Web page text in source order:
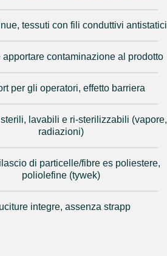
tessuti con fili conduttivi antistatici
apportare contaminazione al prodotto
per gli operatori, effetto barriera
sterili, lavabili e ri-sterilizzabili (vapore,
radiazioni)
di particelle/fibre es poliestere,
poliolefine (tywek)
integre, assenza strapp